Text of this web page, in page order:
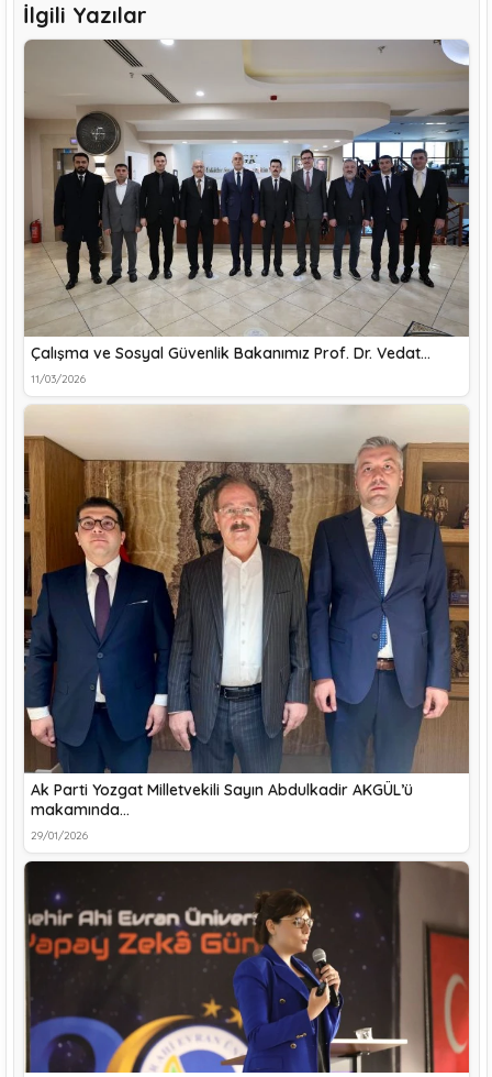
İlgili Yazılar
Çalışma ve Sosyal Güvenlik Bakanımız Prof. Dr. Vedat…
11/03/2026
Ak Parti Yozgat Milletvekili Sayın Abdulkadir AKGÜL’ü
makamında…
29/01/2026